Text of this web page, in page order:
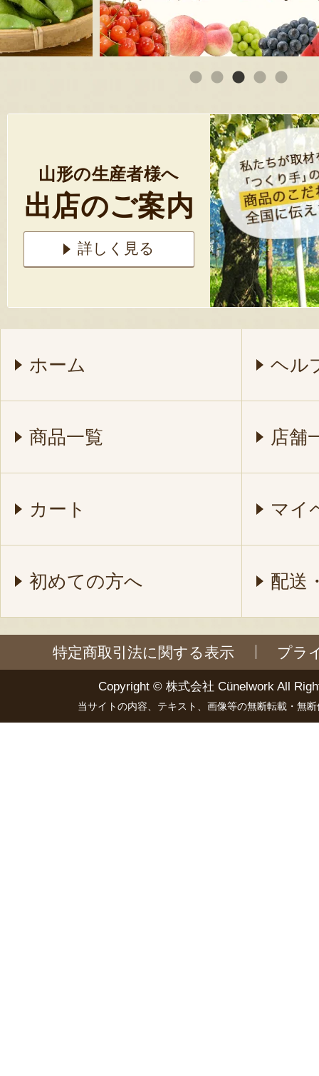
山形の生産者様へ
出店のご案内
詳しく見る
ホーム ヘル
商品一覧 店舗
カート マイ
初めての方へ 配送
特定商取引法に関する表示 プラ
Copyright © 株式会社 Cünelwork All
当サイトの内容、テキスト、画像等の無断転載・無